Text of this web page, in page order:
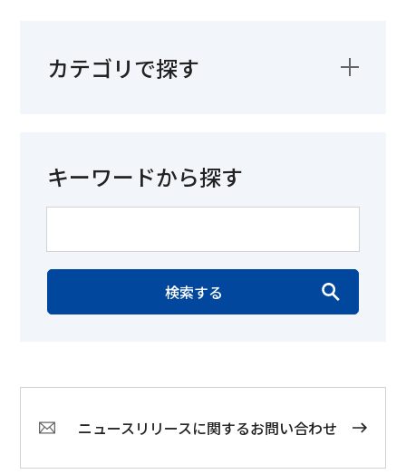
カテゴリで探す
キーワードから探す
検索する
ニュースリリースに関するお問い合わせ